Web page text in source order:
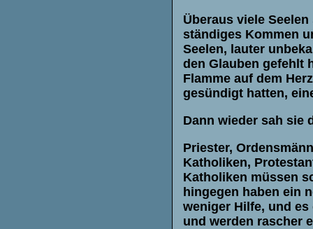
Überaus viele
ständiges Kommen
Seelen, lauter
den Glauben gefehlt
Flamme auf dem
gesündigt hatten,
Dann wieder sah sie
Priester,
Katholiken,
Katholiken müssen
hingegen haben ein
weniger Hilfe, und
und werden rascher